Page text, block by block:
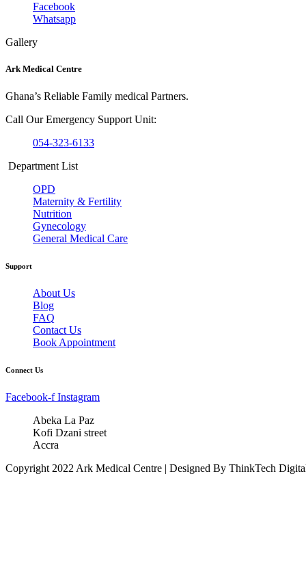
Facebook
Whatsapp
Gallery
Ark Medical Centre
Ghana’s Reliable Family medical Partners.
Call Our Emergency Support Unit:
054-323-6133
Department List
OPD
Maternity & Fertility
Nutrition
Gynecology
General Medical Care
Support
About Us
Blog
FAQ
Contact Us
Book Appointment
Connect Us
Facebook-f Instagram
Abeka La Paz
Kofi Dzani street
Accra
Copyright 2022 Ark Medical Centre | Designed By ThinkTech